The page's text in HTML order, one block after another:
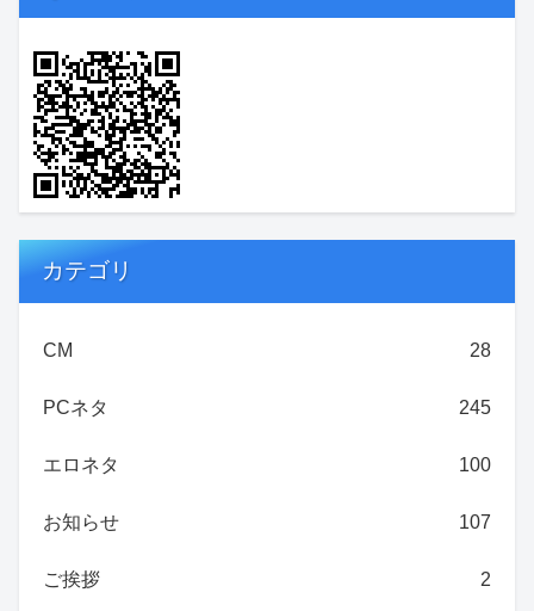
カテゴリ
CM 28
PCネタ 245
エロネタ 100
お知らせ 107
ご挨拶 2